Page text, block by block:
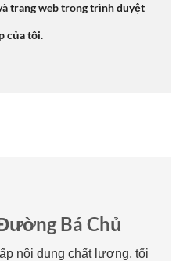
trang web trong trình duyệt
của tôi.
Bá Chủ
nội dung chất lượng, tối